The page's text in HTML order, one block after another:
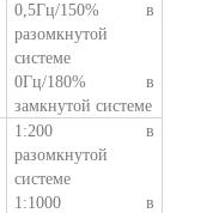
0,5Гц/150% в
разомкнутой
системе
0Гц/180% в
замкнутой системе
1:200 в
разомкнутой
системе
1:1000 в